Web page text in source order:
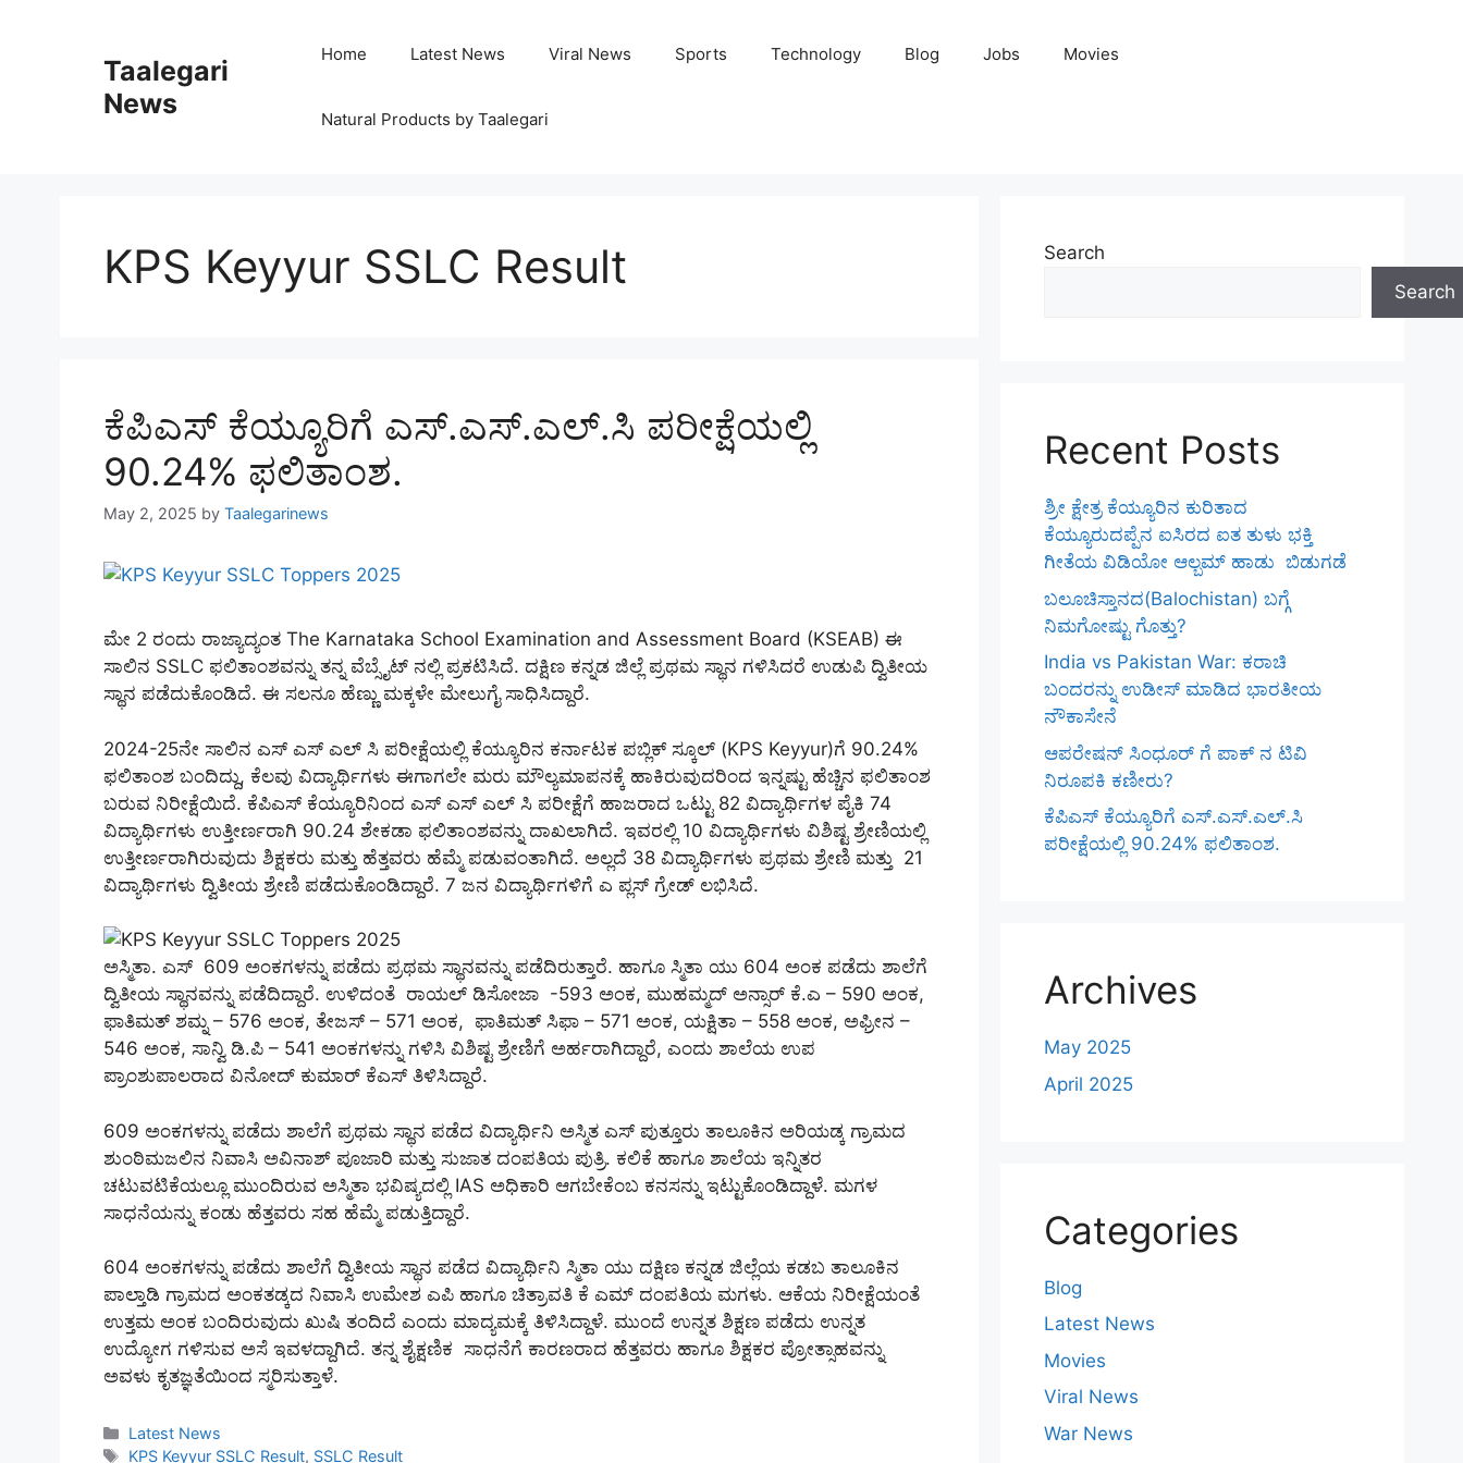
Taalegari
News
Home Latest News Viral News Sports Technology Blog Jobs Movies
Natural Products by Taalegari
KPS Keyyur SSLC Result
ಕೆಪಿಎಸ್‌ ಕೆಯ್ಯೂರಿಗೆ ಎಸ್.ಎಸ್.ಎಲ್.ಸಿ ಪರೀಕ್ಷೆಯಲ್ಲಿ
90.24% ಫಲಿತಾಂಶ.
May 2, 2025 by Taalegarinews
ಮೇ 2 ರಂದು ರಾಜ್ಯಾದ್ಯಂತ The Karnataka School Examination and Assessment Board (KSEAB) ಈ
ಸಾಲಿನ SSLC ಫಲಿತಾಂಶವನ್ನು ತನ್ನ ವೆಬ್ಸೈಟ್ ನಲ್ಲಿ ಪ್ರಕಟಿಸಿದೆ. ದಕ್ಷಿಣ ಕನ್ನಡ ಜಿಲ್ಲೆ ಪ್ರಥಮ ಸ್ಥಾನ ಗಳಿಸಿದರೆ ಉಡುಪಿ ದ್ವಿತೀಯ
ಸ್ಥಾನ ಪಡೆದುಕೊಂಡಿದೆ. ಈ ಸಲನೂ ಹೆಣ್ಣು ಮಕ್ಕಳೇ ಮೇಲುಗೈ ಸಾಧಿಸಿದ್ದಾರೆ.
2024-25ನೇ ಸಾಲಿನ ಎಸ್ ಎಸ್ ಎಲ್ ಸಿ ಪರೀಕ್ಷೆಯಲ್ಲಿ ಕೆಯ್ಯೂರಿನ ಕರ್ನಾಟಕ ಪಬ್ಲಿಕ್ ಸ್ಕೂಲ್ (KPS Keyyur)ಗೆ 90.24%
ಫಲಿತಾಂಶ ಬಂದಿದ್ದು, ಕೆಲವು ವಿದ್ಯಾರ್ಥಿಗಳು ಈಗಾಗಲೇ ಮರು ಮೌಲ್ಯಮಾಪನಕ್ಕೆ ಹಾಕಿರುವುದರಿಂದ ಇನ್ನಷ್ಟು ಹೆಚ್ಚಿನ ಫಲಿತಾಂಶ
ಬರುವ ನಿರೀಕ್ಷೆಯಿದೆ. ಕೆಪಿಎಸ್‌ ಕೆಯ್ಯೂರಿನಿಂದ ಎಸ್ ಎಸ್ ಎಲ್ ಸಿ ಪರೀಕ್ಷೆಗೆ ಹಾಜರಾದ ಒಟ್ಟು 82 ವಿದ್ಯಾರ್ಥಿಗಳ ಪೈಕಿ 74
ವಿದ್ಯಾರ್ಥಿಗಳು ಉತ್ತೀರ್ಣರಾಗಿ 90.24 ಶೇಕಡಾ ಫಲಿತಾಂಶವನ್ನು ದಾಖಲಾಗಿದೆ. ಇವರಲ್ಲಿ 10 ವಿದ್ಯಾರ್ಥಿಗಳು ವಿಶಿಷ್ಟ ಶ್ರೇಣಿಯಲ್ಲಿ
ಉತ್ತೀರ್ಣರಾಗಿರುವುದು ಶಿಕ್ಷಕರು ಮತ್ತು ಹೆತ್ತವರು ಹೆಮ್ಮೆ ಪಡುವಂತಾಗಿದೆ. ಅಲ್ಲದೆ 38 ವಿದ್ಯಾರ್ಥಿಗಳು ಪ್ರಥಮ ಶ್ರೇಣಿ ಮತ್ತು 21
ವಿದ್ಯಾರ್ಥಿಗಳು ದ್ವಿತೀಯ ಶ್ರೇಣಿ ಪಡೆದುಕೊಂಡಿದ್ದಾರೆ. 7 ಜನ ವಿದ್ಯಾರ್ಥಿಗಳಿಗೆ ಎ ಪ್ಲಸ್ ಗ್ರೇಡ್ ಲಭಿಸಿದೆ.
ಅಸ್ಮಿತಾ. ಎಸ್ 609 ಅಂಕಗಳನ್ನು ಪಡೆದು ಪ್ರಥಮ ಸ್ಥಾನವನ್ನು ಪಡೆದಿರುತ್ತಾರೆ. ಹಾಗೂ ಸ್ಮಿತಾ ಯು 604 ಅಂಕ ಪಡೆದು ಶಾಲೆಗೆ
ದ್ವಿತೀಯ ಸ್ಥಾನವನ್ನು ಪಡೆದಿದ್ದಾರೆ. ಉಳಿದಂತೆ ರಾಯಲ್ ಡಿಸೋಜಾ -593 ಅಂಕ, ಮುಹಮ್ಮದ್ ಅನ್ಸಾರ್ ಕೆ.ಎ – 590 ಅಂಕ,
ಫಾತಿಮತ್ ಶಮ್ನ – 576 ಅಂಕ, ತೇಜಸ್ – 571 ಅಂಕ, ಫಾತಿಮತ್ ಸಿಫಾ – 571 ಅಂಕ, ಯಕ್ಷಿತಾ – 558 ಅಂಕ, ಅಫ್ರೀನ –
546 ಅಂಕ, ಸಾನ್ವಿ ಡಿ.ಪಿ – 541 ಅಂಕಗಳನ್ನು ಗಳಿಸಿ ವಿಶಿಷ್ಟ ಶ್ರೇಣಿಗೆ ಅರ್ಹರಾಗಿದ್ದಾರೆ, ಎಂದು ಶಾಲೆಯ ಉಪ
ಪ್ರಾಂಶುಪಾಲರಾದ ವಿನೋದ್ ಕುಮಾರ್ ಕೆಎಸ್ ತಿಳಿಸಿದ್ದಾರೆ.
609 ಅಂಕಗಳನ್ನು ಪಡೆದು ಶಾಲೆಗೆ ಪ್ರಥಮ ಸ್ಥಾನ ಪಡೆದ ವಿದ್ಯಾರ್ಥಿನಿ ಅಸ್ಮಿತ ಎಸ್ ಪುತ್ತೂರು ತಾಲೂಕಿನ ಅರಿಯಡ್ಕ ಗ್ರಾಮದ
ಶುಂಠಿಮಜಲಿನ ನಿವಾಸಿ ಅವಿನಾಶ್ ಪೂಜಾರಿ ಮತ್ತು ಸುಜಾತ ದಂಪತಿಯ ಪುತ್ರಿ. ಕಲಿಕೆ ಹಾಗೂ ಶಾಲೆಯ ಇನ್ನಿತರ
ಚಟುವಟಿಕೆಯಲ್ಲೂ ಮುಂದಿರುವ ಅಸ್ಮಿತಾ ಭವಿಷ್ಯದಲ್ಲಿ IAS ಅಧಿಕಾರಿ ಆಗಬೇಕೆಂಬ ಕನಸನ್ನು ಇಟ್ಟುಕೊಂಡಿದ್ದಾಳೆ. ಮಗಳ
ಸಾಧನೆಯನ್ನು ಕಂಡು ಹೆತ್ತವರು ಸಹ ಹೆಮ್ಮೆ ಪಡುತ್ತಿದ್ದಾರೆ.
604 ಅಂಕಗಳನ್ನು ಪಡೆದು ಶಾಲೆಗೆ ದ್ವಿತೀಯ ಸ್ಥಾನ ಪಡೆದ ವಿದ್ಯಾರ್ಥಿನಿ ಸ್ಮಿತಾ ಯು ದಕ್ಷಿಣ ಕನ್ನಡ ಜಿಲ್ಲೆಯ ಕಡಬ ತಾಲೂಕಿನ
ಪಾಲ್ತಾಡಿ ಗ್ರಾಮದ ಅಂಕತಡ್ಕದ ನಿವಾಸಿ ಉಮೇಶ ಎಪಿ ಹಾಗೂ ಚಿತ್ರಾವತಿ ಕೆ ಎಮ್ ದಂಪತಿಯ ಮಗಳು. ಆಕೆಯ ನಿರೀಕ್ಷೆಯಂತೆ
ಉತ್ತಮ ಅಂಕ ಬಂದಿರುವುದು ಖುಷಿ ತಂದಿದೆ ಎಂದು ಮಾದ್ಯಮಕ್ಕೆ ತಿಳಿಸಿದ್ದಾಳೆ. ಮುಂದೆ ಉನ್ನತ ಶಿಕ್ಷಣ ಪಡೆದು ಉನ್ನತ
ಉದ್ಯೋಗ ಗಳಿಸುವ ಅಸೆ ಇವಳದ್ದಾಗಿದೆ. ತನ್ನ ಶೈಕ್ಷಣಿಕ ಸಾಧನೆಗೆ ಕಾರಣರಾದ ಹೆತ್ತವರು ಹಾಗೂ ಶಿಕ್ಷಕರ ಪ್ರೋತ್ಸಾಹವನ್ನು
ಅವಳು ಕೃತಜ್ಞತೆಯಿಂದ ಸ್ಮರಿಸುತ್ತಾಳೆ.
Categories
Latest News
Tags
KPS Keyyur SSLC Result, SSLC Result
Search
Search
Recent Posts
ಶ್ರೀ ಕ್ಷೇತ್ರ ಕೆಯ್ಯೂರಿನ ಕುರಿತಾದ
ಕೆಯ್ಯೂರುದಪ್ಪೆನ ಐಸಿರದ ಐತ ತುಳು ಭಕ್ತಿ
ಗೀತೆಯ ವಿಡಿಯೋ ಆಲ್ಬಮ್ ಹಾಡು ಬಿಡುಗಡೆ
ಬಲೂಚಿಸ್ತಾನದ(Balochistan) ಬಗ್ಗೆ
ನಿಮಗೋಷ್ಟು ಗೊತ್ತು?
India vs Pakistan War: ಕರಾಚಿ
ಬಂದರನ್ನು ಉಡೀಸ್ ಮಾಡಿದ ಭಾರತೀಯ
ನೌಕಾಸೇನೆ
ಆಪರೇಷನ್ ಸಿಂಧೂರ್ ಗೆ ಪಾಕ್ ನ ಟಿವಿ
ನಿರೂಪಕಿ ಕಣೀರು?
ಕೆಪಿಎಸ್‌ ಕೆಯ್ಯೂರಿಗೆ ಎಸ್.ಎಸ್.ಎಲ್.ಸಿ
ಪರೀಕ್ಷೆಯಲ್ಲಿ 90.24% ಫಲಿತಾಂಶ.
Archives
May 2025
April 2025
Categories
Blog
Latest News
Movies
Viral News
War News